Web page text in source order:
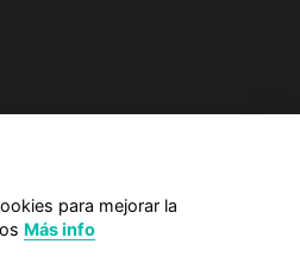
para mejorar la
Más info